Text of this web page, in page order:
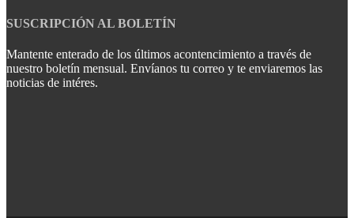
SUSCRIPCIÓN AL BOLETÍN
Mantente enterado de los últimos acontencimiento a través de
nuestro boletín mensual. Envíanos tu correo y te enviaremos las
noticias de intéres.